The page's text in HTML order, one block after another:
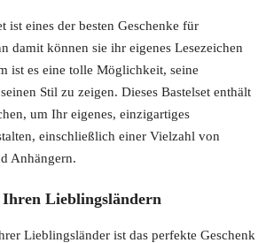
ist eines der besten Geschenke für
damit können sie ihr eigenes Lesezeichen
ist es eine tolle Möglichkeit, seine
Stil zu zeigen. Dieses Bastelset enthält
um Ihr eigenes, einzigartiges
einschließlich einer Vielzahl von
Anhängern.
Lieblingsländern
Lieblingsländer ist das perfekte Geschenk